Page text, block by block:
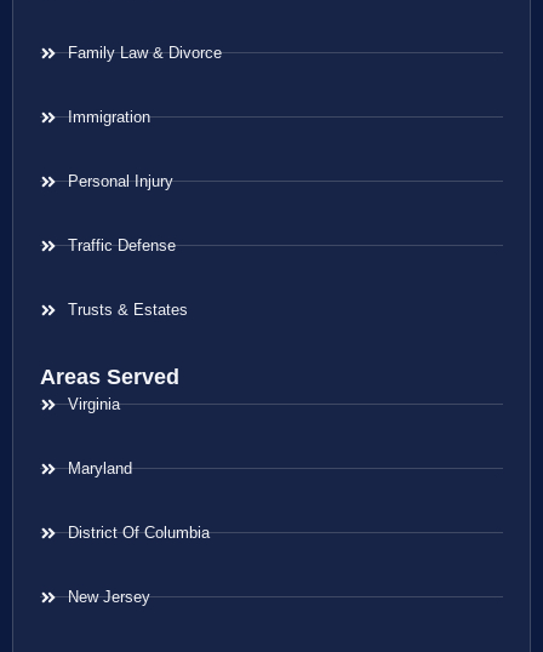
Family Law & Divorce
Immigration
Personal Injury
Traffic Defense
Trusts & Estates
Areas Served
Virginia
Maryland
District Of Columbia
New Jersey